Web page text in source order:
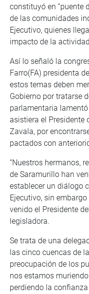
constituyó en “puente
de las comunidades
Ejecutivo, quienes
impacto de la
Así lo señaló la
Farro(FA) presidenta
estos temas deben
Gobierno por tratarse
parlamentaria
asistiera el Presidente
Zavala, por
pactados con
“Nuestros hermanos,
de Saramurillo han
establecer un diálogo
Ejecutivo, sin
venido el Presidente
legisladora.
Se trata de una
las cinco cuencas de
preocupación de los
nos estamos
perdiendo la